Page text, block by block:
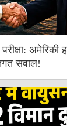
अमेरिकी
सवाल!